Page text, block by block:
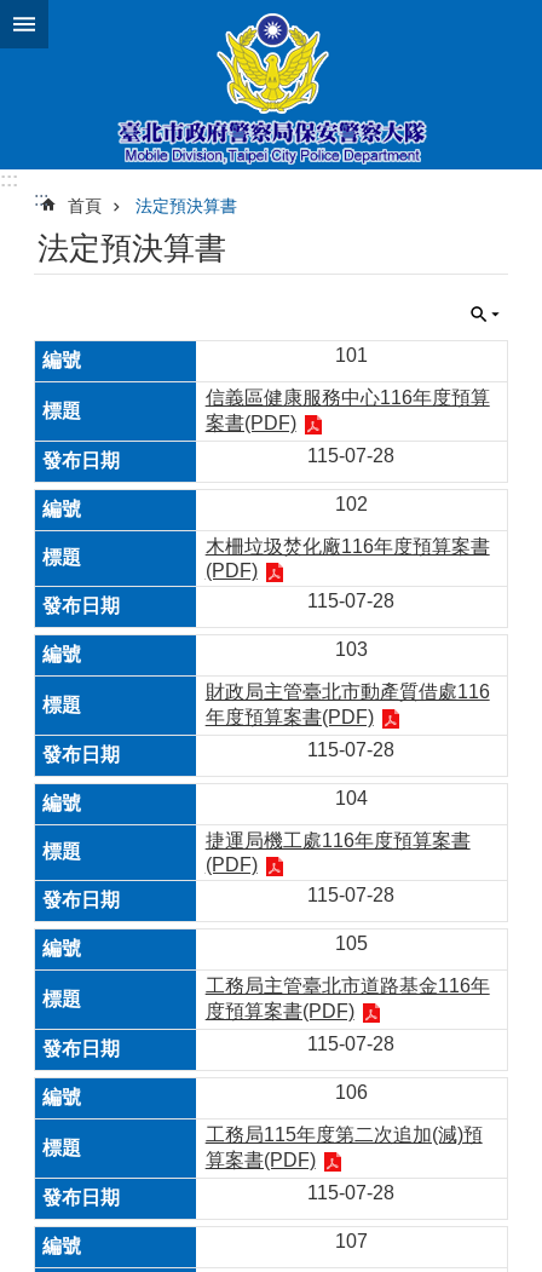
跳到主要內容區塊
:::
:::
首頁 法定預決算書
法定預決算書
101
信義區健康服務中心116年度預算
案書(PDF)
115-07-28
102
木柵垃圾焚化廠116年度預算案書
(PDF)
115-07-28
103
財政局主管臺北市動產質借處116
年度預算案書(PDF)
115-07-28
104
捷運局機工處116年度預算案書
(PDF)
115-07-28
105
工務局主管臺北市道路基金116年
度預算案書(PDF)
115-07-28
106
工務局115年度第二次追加(減)預
算案書(PDF)
115-07-28
107